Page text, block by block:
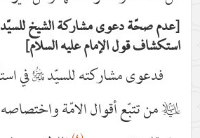
عدم صحّة دعوى مشاركة الشيخ
استكشاف قول الإمام عليه السلام
فدعوى مشاركته للسيّدقدس‌سرهفي
عليه‌السلاممن تتبّع أقوال الامّة